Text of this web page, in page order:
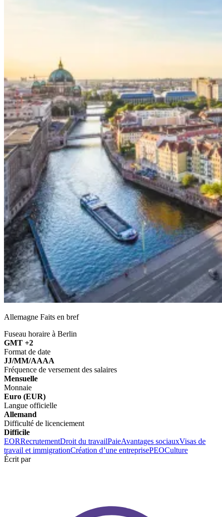
Allemagne Faits en bref
Fuseau horaire à Berlin
GMT +2
Format de date
JJ/MM/AAAA
Fréquence de versement des salaires
Mensuelle
Monnaie
Euro (EUR)
Langue officielle
Allemand
Difficulté de licenciement
Difficile
EORRecrutementDroit du travailPaieAvantages sociauxVisas de
travail et immigrationCréation d’une entreprisePEOCulture
Écrit par